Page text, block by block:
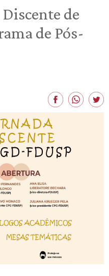
de
de Pós-